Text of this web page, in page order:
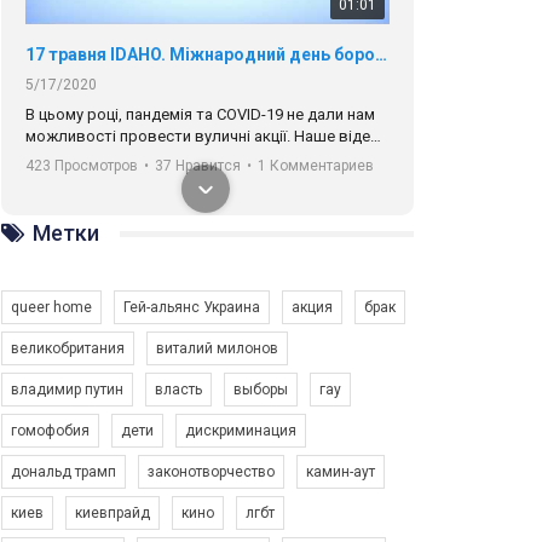
01:01
17 травня IDAHO. Міжнародний день боротьби з гомофобією трансфобією і біфобія.
5/17/2020
В цьому році, пандемія та COVІD-19 не дали нам
можливості провести вуличні акції. Наше відео-
звернення про те, що навіть коли ми у різних
містах та не можемо зустрінеться, ми разом. Ми
закликаємо всіх хто поділяє цінності рівності та
солідарності, приєднатися до нас. Регіональні
підрозділи ГАУ є в 16 областях України.
423 Просмотров • 37 Нравится • 1 Комментариев
Зупинимо насильство проти ЛГБТ в Україні! Stop violence against LGBT in Ukraine!
Емоційний та вражаючий промо-ролік на
Метки
queer home Гей-альянс Украина акция брак
великобритания виталий милонов
владимир путин власть выборы гау
гомофобия дети дискриминация
дональд трамп законотворчество камин-аут
киев киевпрайд кино лгбт